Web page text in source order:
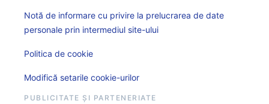
Notă de informare cu privire la prelucrarea de date
personale prin intermediul site-ului
Politica de cookie
Modifică setarile cookie-urilor
PUBLICITATE ȘI PARTENERIATE